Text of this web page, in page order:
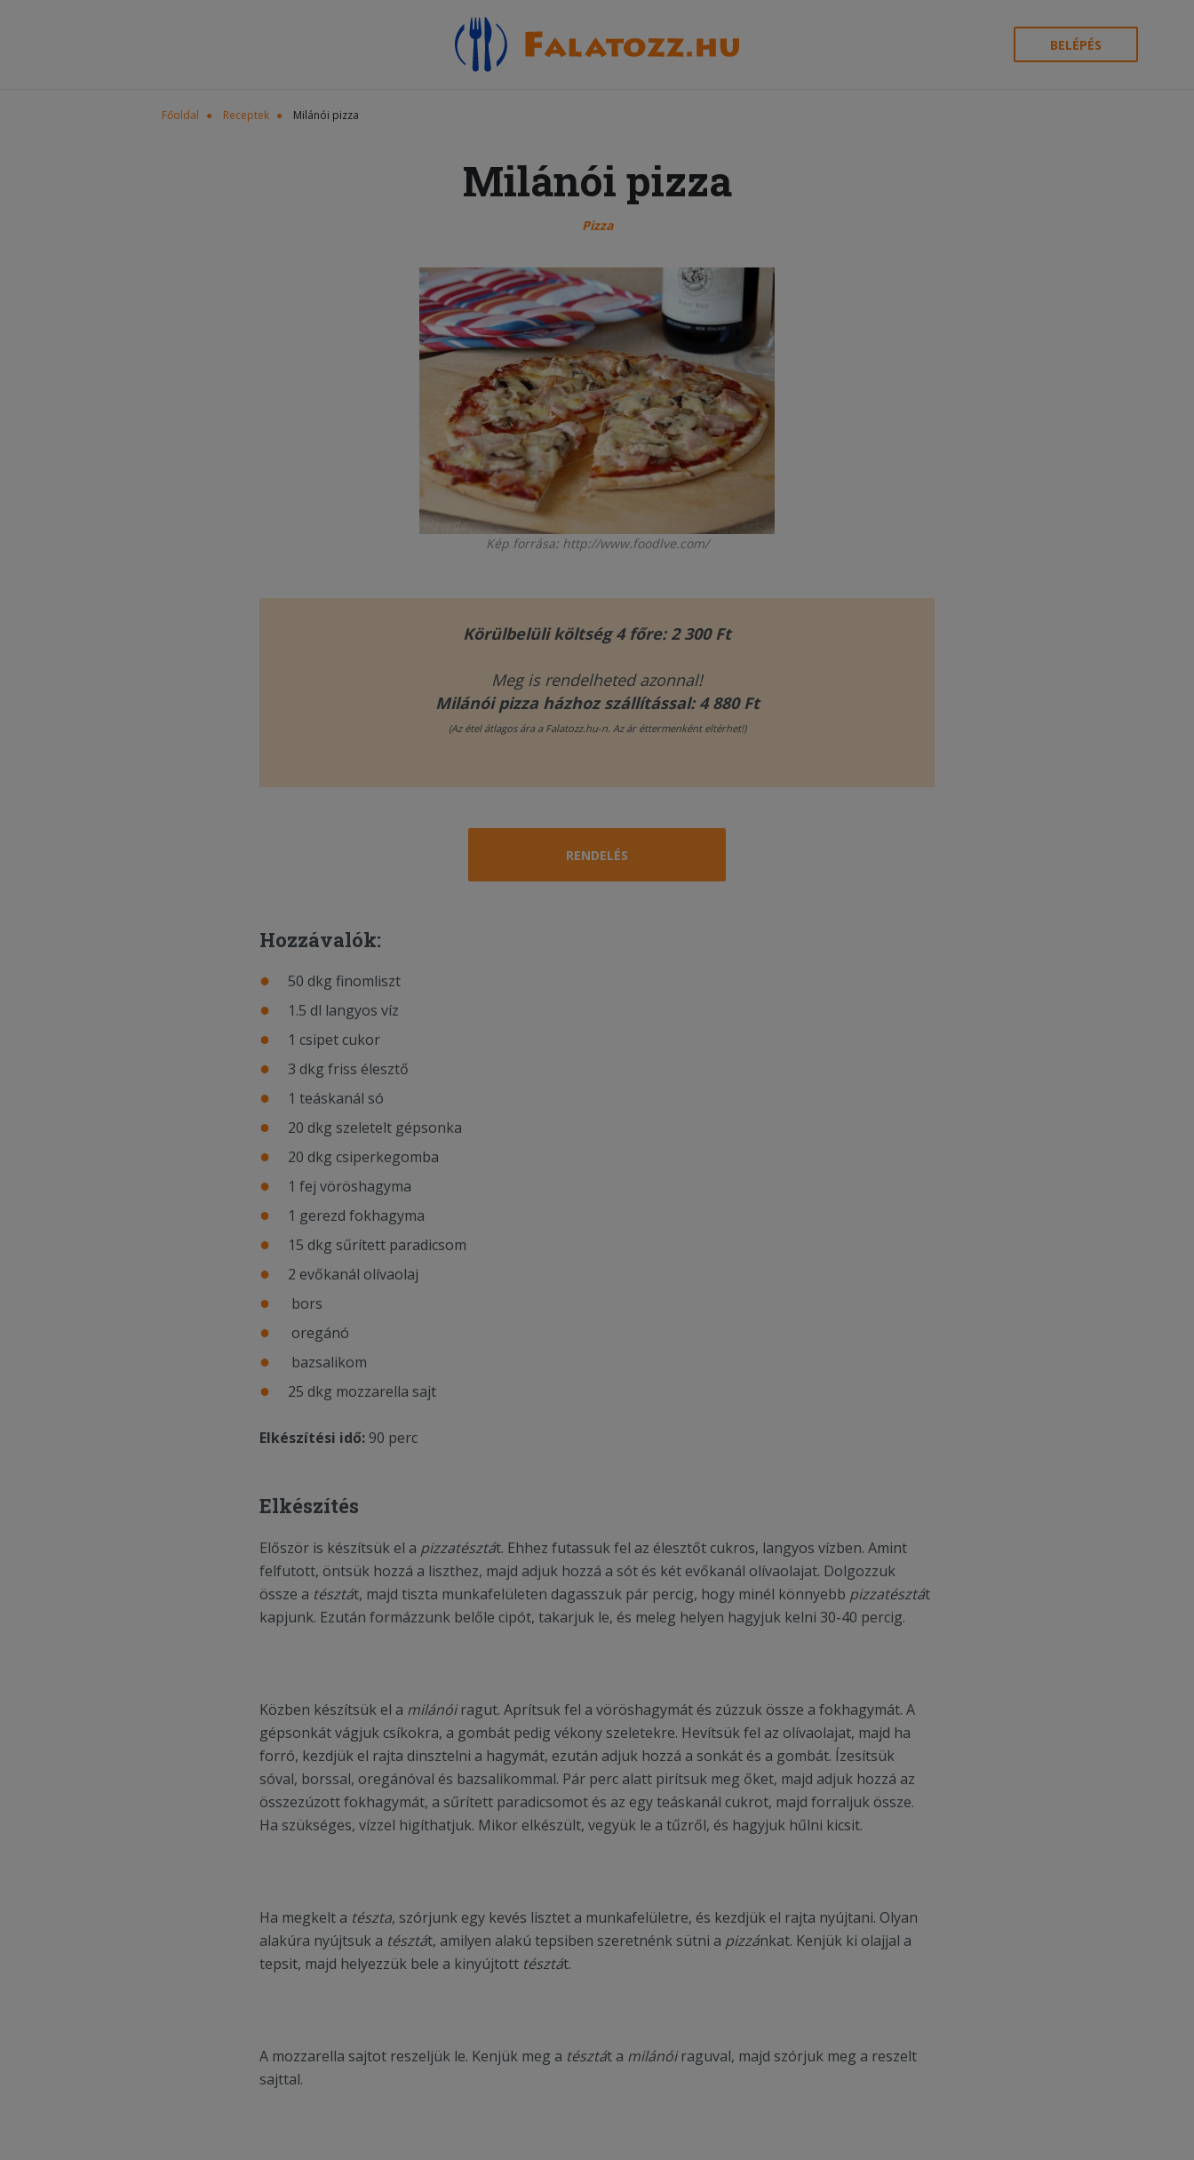
BELÉPÉS
Főoldal Receptek Milánói pizza
Milánói pizza
Pizza
Kép forrása: http://www.foodlve.com/
Körülbelüli költség 4 főre: 2 300 Ft
Meg is rendelheted azonnal!
Milánói pizza házhoz szállítással: 4 880 Ft
(Az étel átlagos ára a Falatozz.hu-n. Az ár éttermenként eltérhet!)
RENDELÉS
Hozzávalók:
50 dkg finomliszt
1.5 dl langyos víz
1 csipet cukor
3 dkg friss élesztő
1 teáskanál só
20 dkg szeletelt gépsonka
20 dkg csiperkegomba
1 fej vöröshagyma
1 gerezd fokhagyma
15 dkg sűrített paradicsom
2 evőkanál olívaolaj
bors
oregánó
bazsalikom
25 dkg mozzarella sajt
Elkészítési idő: 90 perc
Elkészítés
Először is készítsük el a pizzatésztát. Ehhez futassuk fel az élesztőt cukros, langyos vízben. Amint
felfutott, öntsük hozzá a liszthez, majd adjuk hozzá a sót és két evőkanál olívaolajat. Dolgozzuk
össze a tésztát, majd tiszta munkafelületen dagasszuk pár percig, hogy minél könnyebb pizzatésztát
kapjunk. Ezután formázzunk belőle cipót, takarjuk le, és meleg helyen hagyjuk kelni 30-40 percig.
Közben készítsük el a milánóiragut. Aprítsuk fel a vöröshagymát és zúzzuk össze a fokhagymát. A
gépsonkát vágjuk csíkokra, a gombát pedig vékony szeletekre. Hevítsük fel az olívaolajat, majd ha
forró, kezdjük el rajta dinsztelni a hagymát, ezután adjuk hozzá a sonkát és a gombát. Ízesítsük
sóval, borssal, oregánóval és bazsalikommal. Pár perc alatt pirítsuk meg őket, majd adjuk hozzá az
összezúzott fokhagymát, a sűrített paradicsomot és az egy teáskanál cukrot, majd forraljuk össze.
Ha szükséges, vízzel higíthatjuk. Mikor elkészült, vegyük le a tűzről, és hagyjuk hűlni kicsit.
Ha megkelt a tészta, szórjunk egy kevés lisztet a munkafelületre, és kezdjük el rajta nyújtani. Olyan
alakúra nyújtsuk a tésztát, amilyen alakú tepsiben szeretnénk sütni a pizzánkat. Kenjük ki olajjal a
tepsit, majd helyezzük bele a kinyújtott tésztát.
A mozzarella sajtot reszeljük le. Kenjük meg a tésztát a milánóiraguval, majd szórjuk meg a reszelt
sajttal.